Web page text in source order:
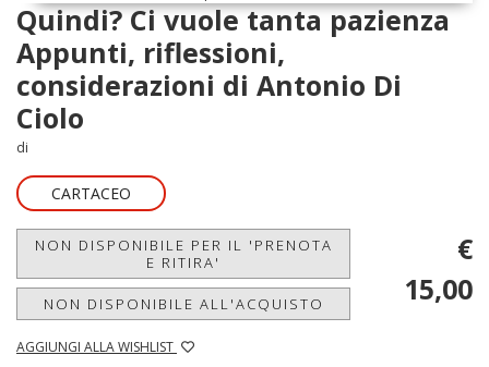
Quindi? Ci vuole tanta pazienza
Appunti, riflessioni,
considerazioni di Antonio Di
Ciolo
di
CARTACEO
NON DISPONIBILE PER IL 'PRENOTA
E RITIRA'
NON DISPONIBILE ALL'ACQUISTO
AGGIUNGI ALLA WISHLIST
€
15,00